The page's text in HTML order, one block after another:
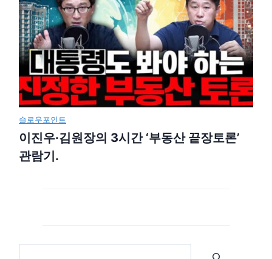
슬로우포인트
이진우·김원장의 3시간 ‘부동산 끝장토론’
관람기.